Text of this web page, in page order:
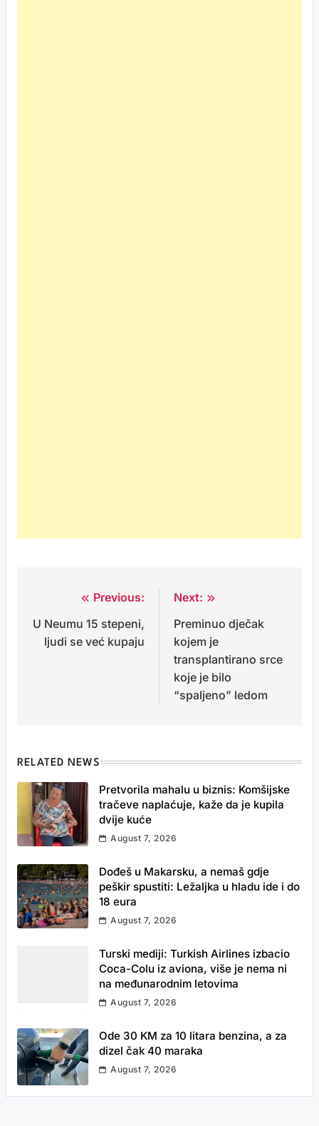
navigation
Previous:
U Neumu 15 stepeni,
ljudi se već kupaju
Next:
Preminuo dječak
kojem je
transplantirano srce
koje je bilo
“spaljeno” ledom
RELATED NEWS
Pretvorila mahalu u biznis: Komšijske
tračeve naplaćuje, kaže da je kupila
dvije kuće
August 7, 2026
Dođeš u Makarsku, a nemaš gdje
peškir spustiti: Ležaljka u hladu ide i do
18 eura
August 7, 2026
Turski mediji: Turkish Airlines izbacio
Coca-Colu iz aviona, više je nema ni
na međunarodnim letovima
August 7, 2026
Ode 30 KM za 10 litara benzina, a za
dizel čak 40 maraka
August 7, 2026